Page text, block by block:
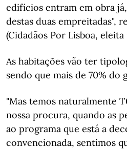
edifícios entram em obra
destas duas empreitadas",
(Cidadãos Por Lisboa, eleita
As habitações vão ter
sendo que mais de 70% do
"Mas temos naturalmente
nossa procura, quando as
ao programa que está a
convencionada, sentimos